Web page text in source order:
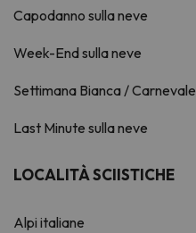
Capodanno sulla neve
Week-End sulla neve
Settimana Bianca / Carnevale
Last Minute sulla neve
LOCALITÀ SCIISTICHE
Alpi italiane